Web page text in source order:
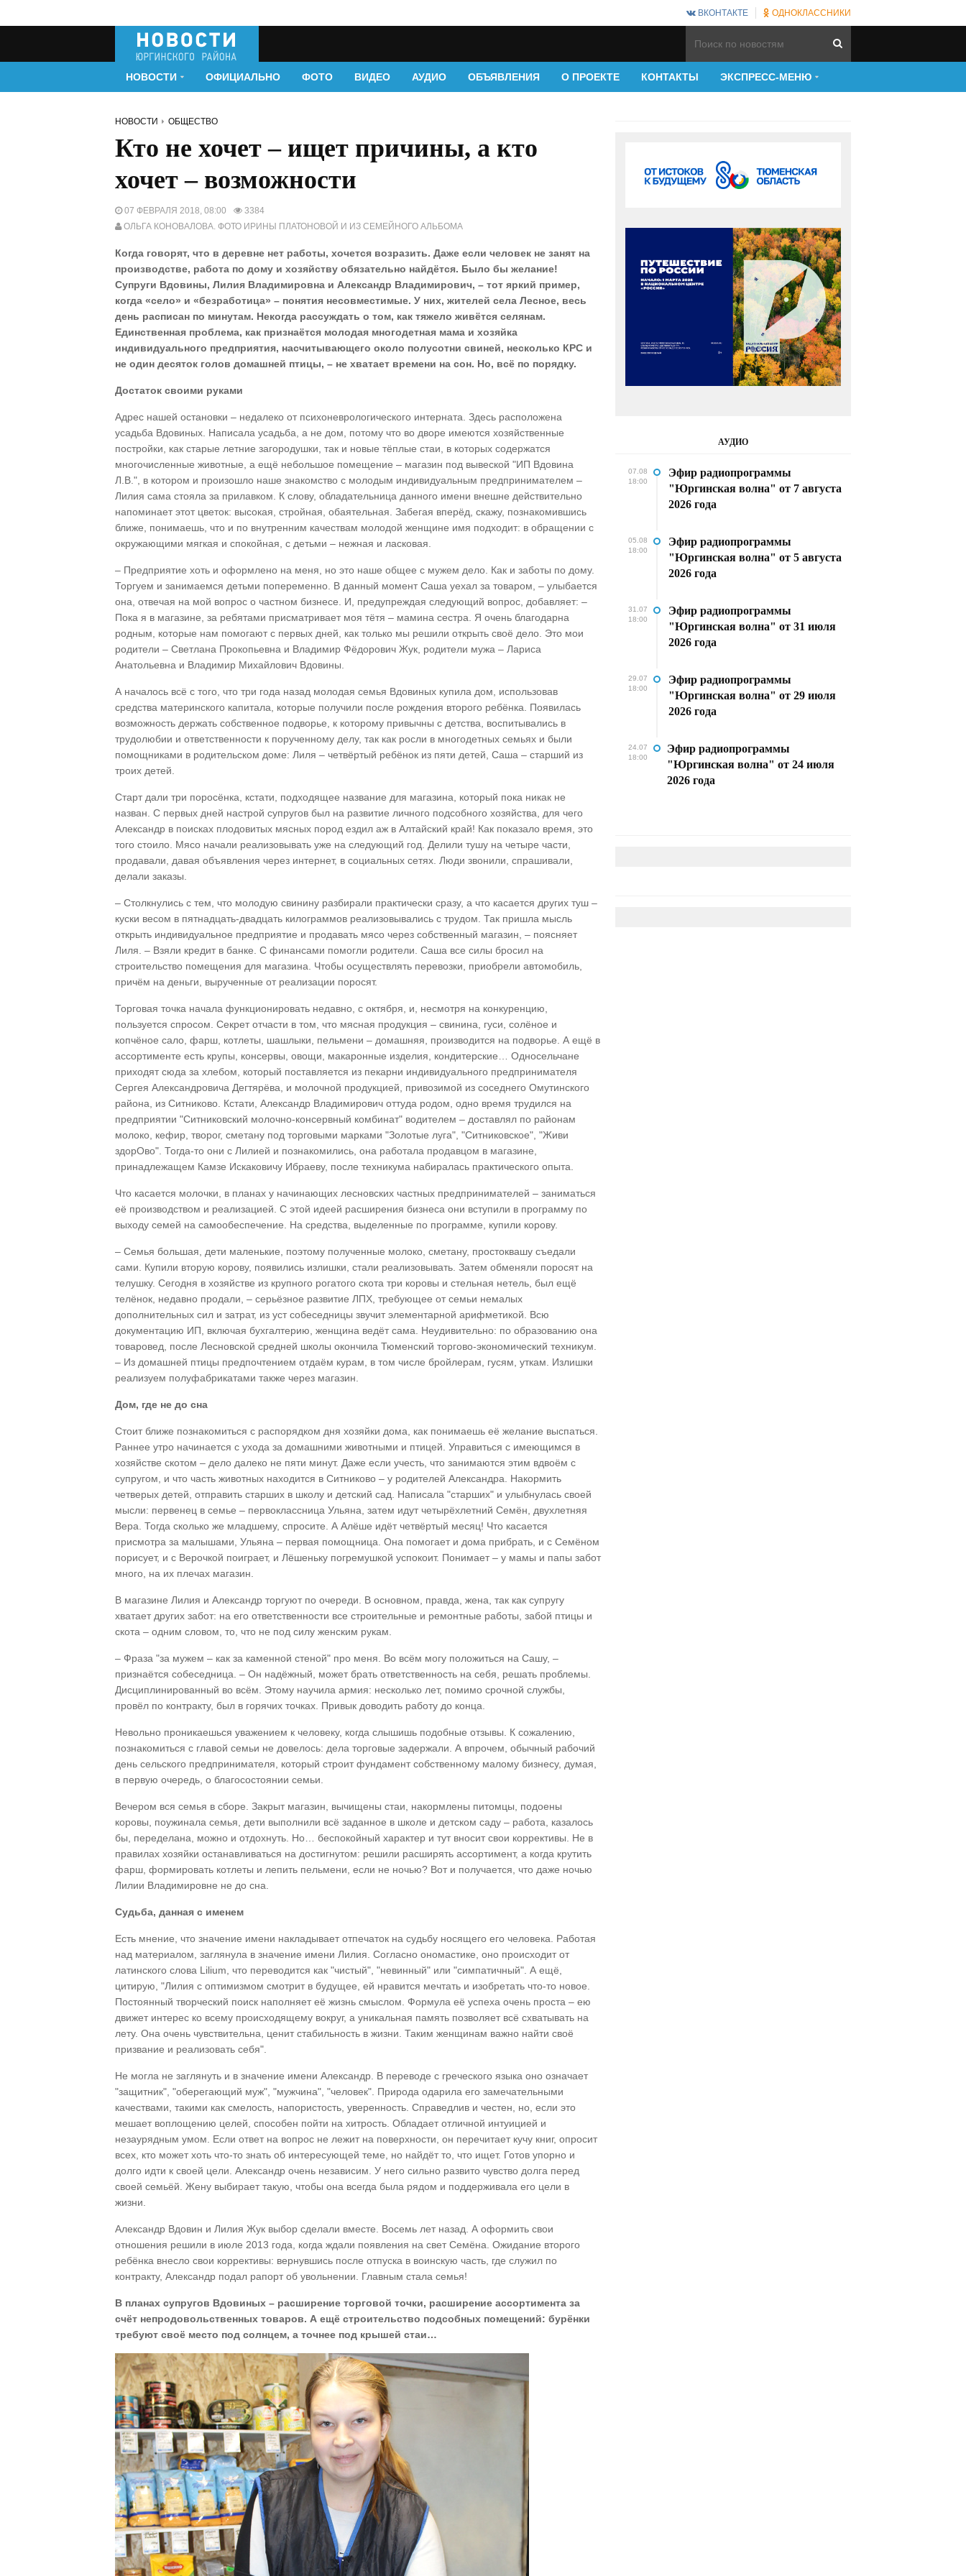
ВКОНТАКТЕ ОДНОКЛАССНИКИ
НОВОСТИ ОФИЦИАЛЬНО ФОТО ВИДЕО АУДИО ОБЪЯВЛЕНИЯ О ПРОЕКТЕ КОНТАКТЫ ЭКСПРЕСС-МЕНЮ
НОВОСТИ ОБЩЕСТВО
Кто не хочет – ищет причины, а кто
хочет – возможности
07 ФЕВРАЛЯ 2018, 08:00
3384
ОЛЬГА КОНОВАЛОВА. ФОТО ИРИНЫ ПЛАТОНОВОЙ И ИЗ СЕМЕЙНОГО АЛЬБОМА
Когда говорят, что в деревне нет работы, хочется возразить. Даже если человек не занят на
производстве, работа по дому и хозяйству обязательно найдётся. Было бы желание!
Супруги Вдовины, Лилия Владимировна и Александр Владимирович, – тот яркий пример,
когда «село» и «безработица» – понятия несовместимые. У них, жителей села Лесное, весь
день расписан по минутам. Некогда рассуждать о том, как тяжело живётся селянам.
Единственная проблема, как признаётся молодая многодетная мама и хозяйка
индивидуального предприятия, насчитывающего около полусотни свиней, несколько КРС и
не один десяток голов домашней птицы, – не хватает времени на сон. Но, всё по порядку.
Достаток своими руками
Адрес нашей остановки – недалеко от психоневрологического интерната. Здесь расположена
усадьба Вдовиных. Написала усадьба, а не дом, потому что во дворе имеются хозяйственные
постройки, как старые летние загородушки, так и новые тёплые стаи, в которых содержатся
многочисленные животные, а ещё небольшое помещение – магазин под вывеской "ИП Вдовина
Л.В.", в котором и произошло наше знакомство с молодым индивидуальным предпринимателем –
Лилия сама стояла за прилавком. К слову, обладательница данного имени внешне действительно
напоминает этот цветок: высокая, стройная, обаятельная. Забегая вперёд, скажу, познакомившись
ближе, понимаешь, что и по внутренним качествам молодой женщине имя подходит: в обращении с
окружающими мягкая и спокойная, с детьми – нежная и ласковая.
– Предприятие хоть и оформлено на меня, но это наше общее с мужем дело. Как и заботы по дому.
Торгуем и занимаемся детьми попеременно. В данный момент Саша уехал за товаром, – улыбается
она, отвечая на мой вопрос о частном бизнесе. И, предупреждая следующий вопрос, добавляет: –
Пока я в магазине, за ребятами присматривает моя тётя – мамина сестра. Я очень благодарна
родным, которые нам помогают с первых дней, как только мы решили открыть своё дело. Это мои
родители – Светлана Прокопьевна и Владимир Фёдорович Жук, родители мужа – Лариса
Анатольевна и Владимир Михайлович Вдовины.
А началось всё с того, что три года назад молодая семья Вдовиных купила дом, использовав
средства материнского капитала, которые получили после рождения второго ребёнка. Появилась
возможность держать собственное подворье, к которому привычны с детства, воспитывались в
трудолюбии и ответственности к порученному делу, так как росли в многодетных семьях и были
помощниками в родительском доме: Лиля – четвёртый ребёнок из пяти детей, Саша – старший из
троих детей.
Старт дали три поросёнка, кстати, подходящее название для магазина, который пока никак не
назван. С первых дней настрой супругов был на развитие личного подсобного хозяйства, для чего
Александр в поисках плодовитых мясных пород ездил аж в Алтайский край! Как показало время, это
того стоило. Мясо начали реализовывать уже на следующий год. Делили тушу на четыре части,
продавали, давая объявления через интернет, в социальных сетях. Люди звонили, спрашивали,
делали заказы.
– Столкнулись с тем, что молодую свинину разбирали практически сразу, а что касается других туш –
куски весом в пятнадцать-двадцать килограммов реализовывались с трудом. Так пришла мысль
открыть индивидуальное предприятие и продавать мясо через собственный магазин, – поясняет
Лиля. – Взяли кредит в банке. С финансами помогли родители. Саша все силы бросил на
строительство помещения для магазина. Чтобы осуществлять перевозки, приобрели автомобиль,
причём на деньги, вырученные от реализации поросят.
Торговая точка начала функционировать недавно, с октября, и, несмотря на конкуренцию,
пользуется спросом. Секрет отчасти в том, что мясная продукция – свинина, гуси, солёное и
копчёное сало, фарш, котлеты, шашлыки, пельмени – домашняя, производится на подворье. А ещё в
ассортименте есть крупы, консервы, овощи, макаронные изделия, кондитерские… Односельчане
приходят сюда за хлебом, который поставляется из пекарни индивидуального предпринимателя
Сергея Александровича Дегтярёва, и молочной продукцией, привозимой из соседнего Омутинского
района, из Ситниково. Кстати, Александр Владимирович оттуда родом, одно время трудился на
предприятии "Ситниковский молочно-консервный комбинат" водителем – доставлял по районам
молоко, кефир, творог, сметану под торговыми марками "Золотые луга", "Ситниковское", "Живи
здорОво". Тогда-то они с Лилией и познакомились, она работала продавцом в магазине,
принадлежащем Камзе Искаковичу Ибраеву, после техникума набиралась практического опыта.
Что касается молочки, в планах у начинающих лесновских частных предпринимателей – заниматься
её производством и реализацией. С этой идеей расширения бизнеса они вступили в программу по
выходу семей на самообеспечение. На средства, выделенные по программе, купили корову.
– Семья большая, дети маленькие, поэтому полученные молоко, сметану, простоквашу съедали
сами. Купили вторую корову, появились излишки, стали реализовывать. Затем обменяли поросят на
телушку. Сегодня в хозяйстве из крупного рогатого скота три коровы и стельная нетель, был ещё
телёнок, недавно продали, – серьёзное развитие ЛПХ, требующее от семьи немалых
дополнительных сил и затрат, из уст собеседницы звучит элементарной арифметикой. Всю
документацию ИП, включая бухгалтерию, женщина ведёт сама. Неудивительно: по образованию она
товаровед, после Лесновской средней школы окончила Тюменский торгово-экономический техникум.
– Из домашней птицы предпочтением отдаём курам, в том числе бройлерам, гусям, уткам. Излишки
реализуем полуфабрикатами также через магазин.
Дом, где не до сна
Стоит ближе познакомиться с распорядком дня хозяйки дома, как понимаешь её желание выспаться.
Раннее утро начинается с ухода за домашними животными и птицей. Управиться с имеющимся в
хозяйстве скотом – дело далеко не пяти минут. Даже если учесть, что занимаются этим вдвоём с
супругом, и что часть животных находится в Ситниково – у родителей Александра. Накормить
четверых детей, отправить старших в школу и детский сад. Написала "старших" и улыбнулась своей
мысли: первенец в семье – первоклассница Ульяна, затем идут четырёхлетний Семён, двухлетняя
Вера. Тогда сколько же младшему, спросите. А Алёше идёт четвёртый месяц! Что касается
присмотра за малышами, Ульяна – первая помощница. Она помогает и дома прибрать, и с Семёном
порисует, и с Верочкой поиграет, и Лёшеньку погремушкой успокоит. Понимает – у мамы и папы забот
много, на их плечах магазин.
В магазине Лилия и Александр торгуют по очереди. В основном, правда, жена, так как супругу
хватает других забот: на его ответственности все строительные и ремонтные работы, забой птицы и
скота – одним словом, то, что не под силу женским рукам.
– Фраза "за мужем – как за каменной стеной" про меня. Во всём могу положиться на Сашу, –
признаётся собеседница. – Он надёжный, может брать ответственность на себя, решать проблемы.
Дисциплинированный во всём. Этому научила армия: несколько лет, помимо срочной службы,
провёл по контракту, был в горячих точках. Привык доводить работу до конца.
Невольно проникаешься уважением к человеку, когда слышишь подобные отзывы. К сожалению,
познакомиться с главой семьи не довелось: дела торговые задержали. А впрочем, обычный рабочий
день сельского предпринимателя, который строит фундамент собственному малому бизнесу, думая,
в первую очередь, о благосостоянии семьи.
Вечером вся семья в сборе. Закрыт магазин, вычищены стаи, накормлены питомцы, подоены
коровы, поужинала семья, дети выполнили всё заданное в школе и детском саду – работа, казалось
бы, переделана, можно и отдохнуть. Но… беспокойный характер и тут вносит свои коррективы. Не в
правилах хозяйки останавливаться на достигнутом: решили расширять ассортимент, а когда крутить
фарш, формировать котлеты и лепить пельмени, если не ночью? Вот и получается, что даже ночью
Лилии Владимировне не до сна.
Судьба, данная с именем
Есть мнение, что значение имени накладывает отпечаток на судьбу носящего его человека. Работая
над материалом, заглянула в значение имени Лилия. Согласно ономастике, оно происходит от
латинского слова Lilium, что переводится как "чистый", "невинный" или "симпатичный". А ещё,
цитирую, "Лилия с оптимизмом смотрит в будущее, ей нравится мечтать и изобретать что-то новое.
Постоянный творческий поиск наполняет её жизнь смыслом. Формула её успеха очень проста – ею
движет интерес ко всему происходящему вокруг, а уникальная память позволяет всё схватывать на
лету. Она очень чувствительна, ценит стабильность в жизни. Таким женщинам важно найти своё
призвание и реализовать себя".
Не могла не заглянуть и в значение имени Александр. В переводе с греческого языка оно означает
"защитник", "оберегающий муж", "мужчина", "человек". Природа одарила его замечательными
качествами, такими как смелость, напористость, уверенность. Справедлив и честен, но, если это
мешает воплощению целей, способен пойти на хитрость. Обладает отличной интуицией и
незаурядным умом. Если ответ на вопрос не лежит на поверхности, он перечитает кучу книг, опросит
всех, кто может хоть что-то знать об интересующей теме, но найдёт то, что ищет. Готов упорно и
долго идти к своей цели. Александр очень независим. У него сильно развито чувство долга перед
своей семьёй. Жену выбирает такую, чтобы она всегда была рядом и поддерживала его цели в
жизни.
Александр Вдовин и Лилия Жук выбор сделали вместе. Восемь лет назад. А оформить свои
отношения решили в июле 2013 года, когда ждали появления на свет Семёна. Ожидание второго
ребёнка внесло свои коррективы: вернувшись после отпуска в воинскую часть, где служил по
контракту, Александр подал рапорт об увольнении. Главным стала семья!
В планах супругов Вдовиных – расширение торговой точки, расширение ассортимента за
счёт непродовольственных товаров. А ещё строительство подсобных помещений: бурёнки
требуют своё место под солнцем, а точнее под крышей стаи…
АУДИО
07.08
18:00
Эфир радиопрограммы
"Юргинская волна" от 7 августа
2026 года
05.08
18:00
Эфир радиопрограммы
"Юргинская волна" от 5 августа
2026 года
31.07
18:00
Эфир радиопрограммы
"Юргинская волна" от 31 июля
2026 года
29.07
18:00
Эфир радиопрограммы
"Юргинская волна" от 29 июля
2026 года
24.07
18:00
Эфир радиопрограммы
"Юргинская волна" от 24 июля
2026 года